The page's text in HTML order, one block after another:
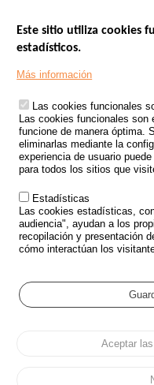
Footer
TRATAMIENTO DE DATOS
ACCIDENTES DE TRÁFICO
ESTUDIOS
CONVOCATORIA DE
POLÍTICA DE SEGURIDAD
Outils
EVENTOS
GLOSARIO
Cookie settings
Protección
Este sitio utiliza cookies
estadísticos.
Más información
Las cookies funcionales
Las cookies funcionales son
funcione de manera óptima.
eliminarlas mediante la
experiencia de usuario
para todos los sitios que
Estadísticas
Las cookies estadísticas,
audiencia", ayudan a los
recopilación y presentación
cómo interactúan los
Aceptar